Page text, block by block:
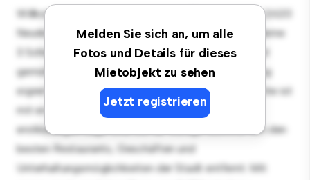
Melden Sie sich an, um alle
Fotos und Details für dieses
Mietobjekt zu sehen
Jetzt registrieren
Willkommen in Ihrem neuen urbanen Rückzugsort in 2620
Neunkirchen, Fabriksgasse 13, Bauteil 2! Diese moderne
3 Schlafzimmer-Wohnung bietet einen stilvollen und
gemütlichen Lebensraum. Die offene Raumaufteilung
eignet sich perfekt für Gäste, und die elegante Küche ist
mit erstklassigen Geräten ausgestattet. Dank der
erstklassigen Lage sind Sie nur wenige Schritte von den
besten Restaurants, Geschäften und
Unterhaltungsmöglichkeiten der Stadt entfernt. Mit